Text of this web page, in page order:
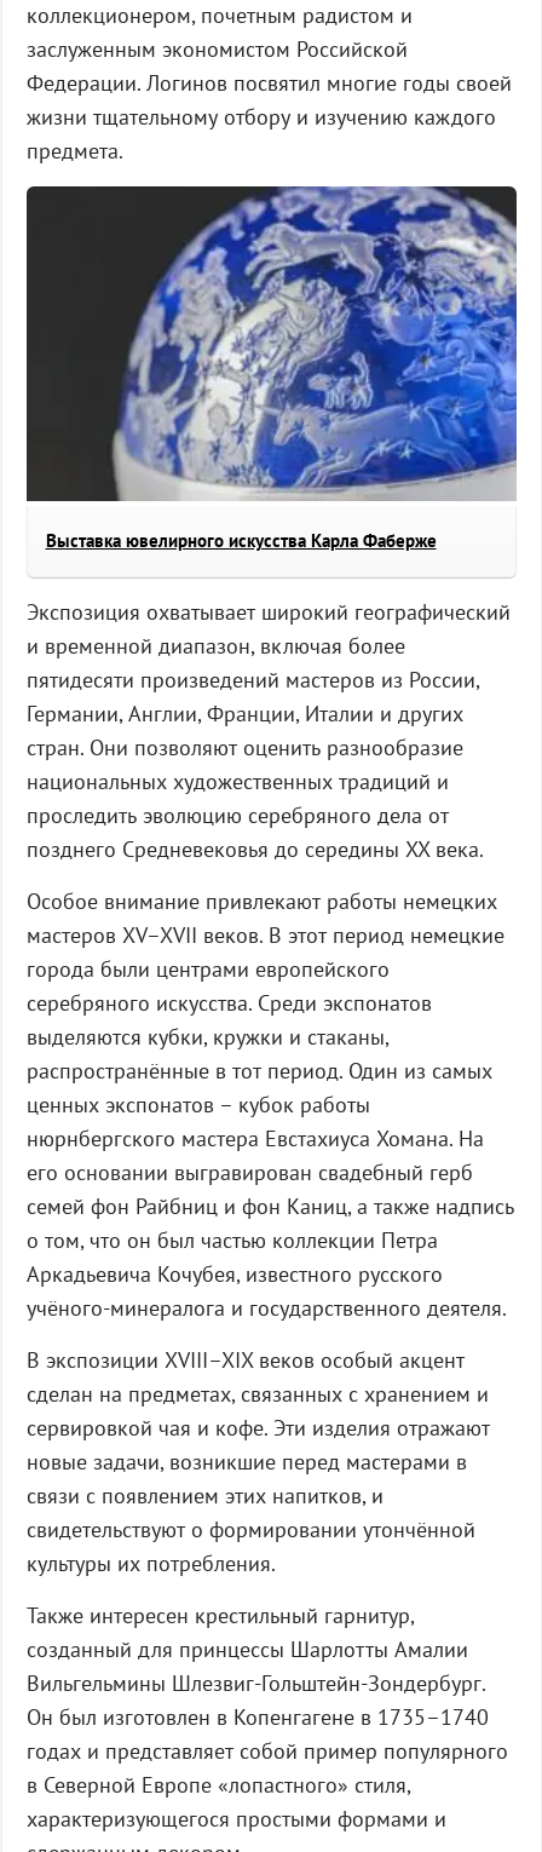
коллекционером, почетным радистом и
заслуженным экономистом Российской
Федерации. Логинов посвятил многие годы своей
жизни тщательному отбору и изучению каждого
предмета.
Выставка ювелирного искусства Карла Фаберже
Экспозиция охватывает широкий географический
и временной диапазон, включая более
пятидесяти произведений мастеров из России,
Германии, Англии, Франции, Италии и других
стран. Они позволяют оценить разнообразие
национальных художественных традиций и
проследить эволюцию серебряного дела от
позднего Средневековья до середины XX века.
Особое внимание привлекают работы немецких
мастеров XV–XVII веков. В этот период немецкие
города были центрами европейского
серебряного искусства. Среди экспонатов
выделяются кубки, кружки и стаканы,
распространённые в тот период. Один из самых
ценных экспонатов – кубок работы
нюрнбергского мастера Евстахиуса Хомана. На
его основании выгравирован свадебный герб
семей фон Райбниц и фон Каниц, а также надпись
о том, что он был частью коллекции Петра
Аркадьевича Кочубея, известного русского
учёного-минералога и государственного деятеля.
В экспозиции XVIII–XIX веков особый акцент
сделан на предметах, связанных с хранением и
сервировкой чая и кофе. Эти изделия отражают
новые задачи, возникшие перед мастерами в
связи с появлением этих напитков, и
свидетельствуют о формировании утончённой
культуры их потребления.
Также интересен крестильный гарнитур,
созданный для принцессы Шарлотты Амалии
Вильгельмины Шлезвиг-Гольштейн-Зондербург.
Он был изготовлен в Копенгагене в 1735–1740
годах и представляет собой пример популярного
в Северной Европе «лопастного» стиля,
характеризующегося простыми формами и